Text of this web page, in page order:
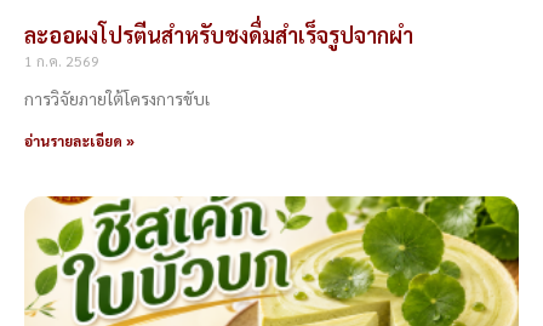
ละออผงโปรตีนสำหรับชงดื่มสำเร็จรูปจากผำ
1 ก.ค. 2569
การวิจัยภายใต้โครงการขับเ
อ่านรายละเอียด »